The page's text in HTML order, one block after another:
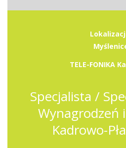
TELE-FONIKA
Specjalista /
Wynagrodzeń
Kadrowo-